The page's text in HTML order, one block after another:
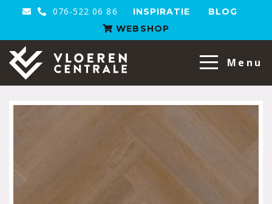
076-522 06 86 INSPIRATIE
BLOG
WEBSHOP
VloerenCentrale
Menu